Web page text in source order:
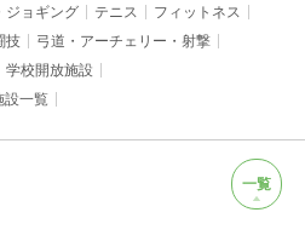
ジョギング テニス
フィットネス
技
弓道・アーチェリー・射撃
学校開放施設
設一覧
一覧